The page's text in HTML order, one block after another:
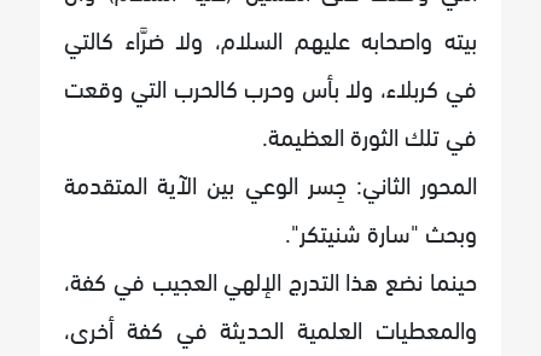
بيته واصحابه عليهم السلام، ولا ضرَّاء كالتي
في كربلاء، ولا بأس وحرب كالحرب التي وقعت
في تلك الثورة العظيمة.
المحور الثاني: جِسر الوعي بين الآية المتقدمة
وبحث "سارة شنيتكر".
حينما نضع هذا التدرج الإلهي العجيب في كفة،
والمعطيات العلمية الحديثة في كفة أخرى،